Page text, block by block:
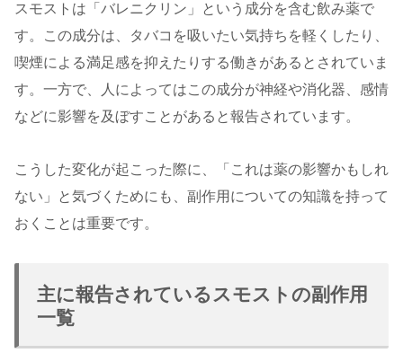
スモストは「バレニクリン」という成分を含む飲み薬で
す。この成分は、タバコを吸いたい気持ちを軽くしたり、
喫煙による満足感を抑えたりする働きがあるとされていま
す。一方で、人によってはこの成分が神経や消化器、感情
などに影響を及ぼすことがあると報告されています。
こうした変化が起こった際に、「これは薬の影響かもしれ
ない」と気づくためにも、副作用についての知識を持って
おくことは重要です。
主に報告されているスモストの副作用
一覧